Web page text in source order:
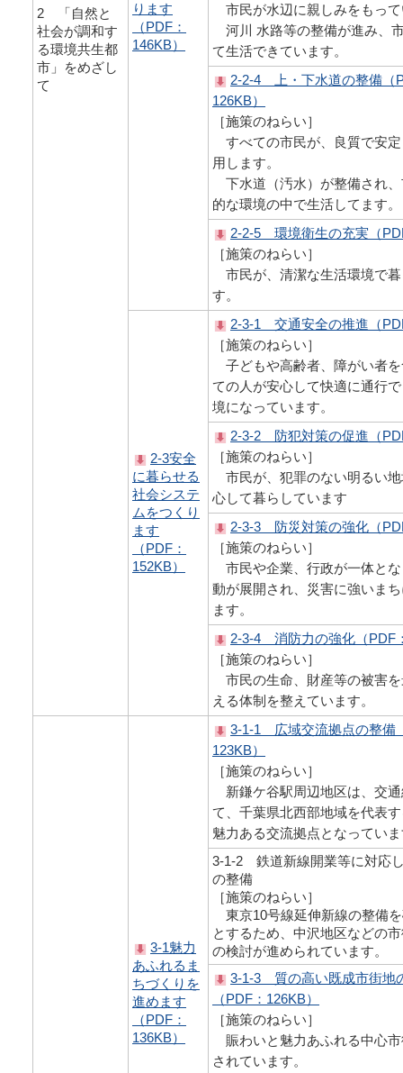
2 「自然と
社会が調和す
る環境共生都
市」をめざし
て
ります
（PDF：
146KB）
市民が水辺に親しみをもっ
河川 水路等の整備が進み、
て生活できています。
2-2-4 上・下水道の整備（
126KB）
［施策のねらい］
すべての市民が、良質で安
用します。
下水道（汚水）が整備され
的な環境の中で生活してます。
2-2-5 環境衛生の充実（
［施策のねらい］
市民が、清潔な生活環境で
す。
2-3安全
に暮らせる
社会システ
ムをつくり
ます
（PDF：
152KB）
2-3-1 交通安全の推進（
［施策のねらい］
子どもや高齢者、障がい者
ての人が安心して快適に通行
境になっています。
2-3-2 防犯対策の促進（
［施策のねらい］
市民が、犯罪のない明るい
心して暮らしています
2-3-3 防災対策の強化（
［施策のねらい］
市民や企業、行政が一体と
動が展開され、災害に強いま
ます。
2-3-4 消防力の強化（PDF
［施策のねらい］
市民の生命、財産等の被害
える体制を整えています。
3-1魅力
あふれるま
ちづくりを
進めます
（PDF：
136KB）
3-1-1 広域交流拠点の整備
123KB）
［施策のねらい］
新鎌ケ谷駅周辺地区は、交
て、千葉県北西部地域を代表
魅力ある交流拠点となってい
3-1-2 鉄道新線開業等に対応
の整備
［施策のねらい］
東京10号線延伸新線の整備
とするため、中沢地区などの
の検討が進められています。
3-1-3 質の高い既成市街地
（PDF：126KB）
［施策のねらい］
賑わいと魅力あふれる中心
されています。